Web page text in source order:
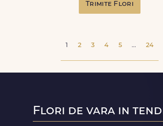
Trimite Flori
1 2 3 4 5 ... 24
Flori de vara in